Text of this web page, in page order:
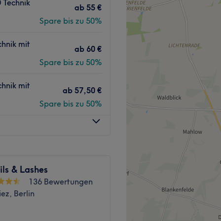
oder
zurücklehnen und
ist die U-Bahn-Station
Dies macht das Studio
für einen Besuch
zufrieden
einladend und
ab 55 €
Spare bis zu 50%
mit
ab 60 €
Spare bis zu 50%
mit
ab 57,50 €
Spare bis zu 50%
& Lashes
136 Bewertungen
Berlin